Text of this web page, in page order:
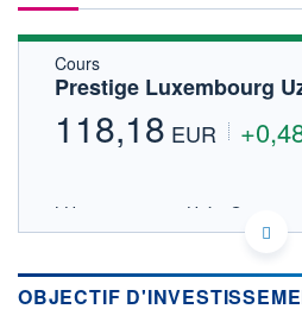
Cours
Prestige Luxembourg
118,18 EUR
LU2595693206 - Uzès Gestion
OPCVM DERNIER COURS CONNU
OBJECTIF